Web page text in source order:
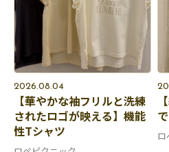
2026.08.04
【華やかな袖フリルと洗練
されたロゴが映える】機能
性Tシャツ
ロ